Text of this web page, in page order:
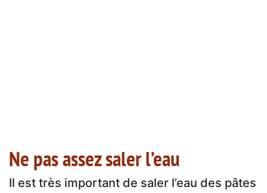
Ne pas assez saler l’eau
Il est très important de saler l’eau des pâtes